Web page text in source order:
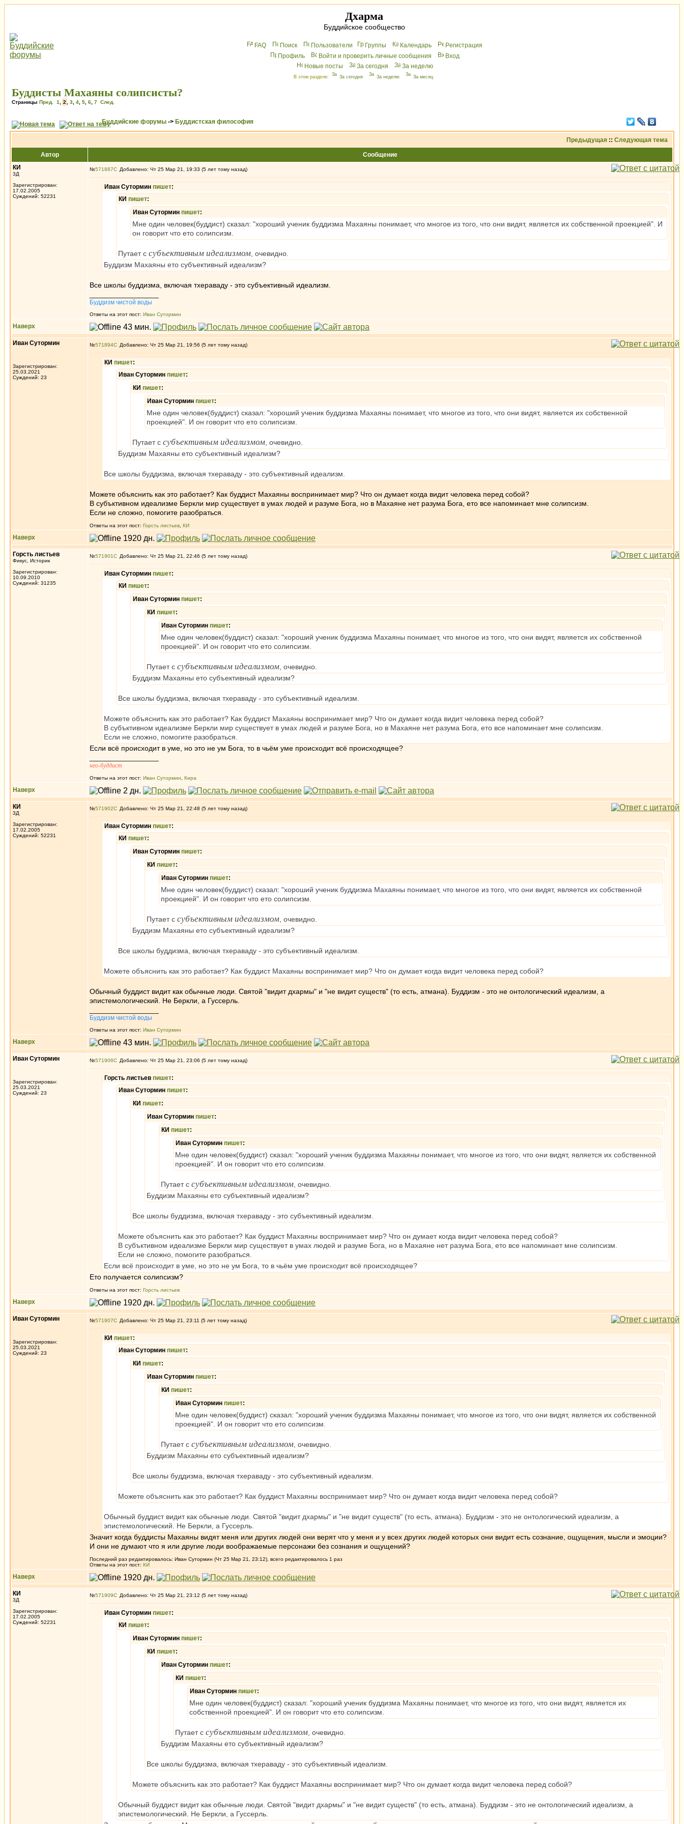
Дхарма
Буддийское сообщество
FAQ Поиск Пользователи Группы Календарь
Peгиcтрaция
Профиль
Войти и проверить личные сообщения
Вхoд
Новые посты
За сегодня За неделю
В этом разделе: За сегодня За неделю За месяц
Буддисты Махаяны солипсисты?
Страницы Пред. 1 2 3 4 5 6 7 След.
Буддийские форумы -> Буддистская философия
Предыдущая :: Следующая тема
Автор
Сообщение
КИ
3Д
Зарегистрирован:
17.02.2005
Суждений: 52231
№571887 Добавлено: Чт 25 Мар 21, 19:33 (5 лет тому назад)
Иван Сутормин пишет:
КИ пишет:
Иван Сутормин пишет:
Мне один человек(буддист) сказал: "хороший ученик буддизма Махаяны понимает, что многое из того, что они видят, является их собственной проекцией". И
он говорит что ето солипсизм.
Путает с субъективным идеализмом , очевидно.
Буддизм Махаяны ето субъективный идеализм?
Все школы буддизма, включая тхераваду - это субъективный идеализм.
Буддизм чистой воды
Ответы на этот пост: Иван Сутормин
Наверх
Иван Сутормин
Зарегистрирован:
25.03.2021
Суждений: 23
№571894 Добавлено: Чт 25 Мар 21, 19:56 (5 лет тому назад)
КИ пишет:
Иван Сутормин пишет:
КИ пишет:
Иван Сутормин пишет:
Мне один человек(буддист) сказал: "хороший ученик буддизма Махаяны понимает, что многое из того, что они видят, является их собственной
проекцией". И он говорит что ето солипсизм.
Путает с субъективным идеализмом , очевидно.
Буддизм Махаяны ето субъективный идеализм?
Все школы буддизма, включая тхераваду - это субъективный идеализм.
Можете объяснить как это работает? Как буддист Махаяны воспринимает мир? Что он думает когда видит человека перед собой?
В субъктивном идеализме Беркли мир существует в умах людей и разуме Бога, но в Махаяне нет разума Бога, ето все напоминает мне солипсизм.
Если не сложно, помогите разобраться.
Ответы на этот пост: Горсть листьев КИ
Наверх
Горсть листьев
Фикус, Историк
Зарегистрирован:
10.09.2010
Суждений: 31235
№571901 Добавлено: Чт 25 Мар 21, 22:46 (5 лет тому назад)
Иван Сутормин пишет:
КИ пишет:
Иван Сутормин пишет:
КИ пишет:
Иван Сутормин пишет:
Мне один человек(буддист) сказал: "хороший ученик буддизма Махаяны понимает, что многое из того, что они видят, является их собственной
проекцией". И он говорит что ето солипсизм.
Путает с субъективным идеализмом , очевидно.
Буддизм Махаяны ето субъективный идеализм?
Все школы буддизма, включая тхераваду - это субъективный идеализм.
Можете объяснить как это работает? Как буддист Махаяны воспринимает мир? Что он думает когда видит человека перед собой?
В субъктивном идеализме Беркли мир существует в умах людей и разуме Бога, но в Махаяне нет разума Бога, ето все напоминает мне солипсизм.
Если не сложно, помогите разобраться.
Если всё происходит в уме, но это не ум Бога, то в чьём уме происходит всё происходящее?
нео-буддист
Ответы на этот пост: Иван Сутормин Кира
Наверх
КИ
3Д
Зарегистрирован:
17.02.2005
Суждений: 52231
№571902 Добавлено: Чт 25 Мар 21, 22:48 (5 лет тому назад)
Иван Сутормин пишет:
КИ пишет:
Иван Сутормин пишет:
КИ пишет:
Иван Сутормин пишет:
Мне один человек(буддист) сказал: "хороший ученик буддизма Махаяны понимает, что многое из того, что они видят, является их собственной
проекцией". И он говорит что ето солипсизм.
Путает с субъективным идеализмом , очевидно.
Буддизм Махаяны ето субъективный идеализм?
Все школы буддизма, включая тхераваду - это субъективный идеализм.
Можете объяснить как это работает? Как буддист Махаяны воспринимает мир? Что он думает когда видит человека перед собой?
Обычный буддист видит как обычные люди. Святой "видит дхармы" и "не видит существ" (то есть, атмана). Буддизм - это не онтологический идеализм, а
эпистемологический. Не Беркли, а Гуссерль.
Буддизм чистой воды
Ответы на этот пост: Иван Сутормин
Наверх
Иван Сутормин
Зарегистрирован:
25.03.2021
Суждений: 23
№571906 Добавлено: Чт 25 Мар 21, 23:06 (5 лет тому назад)
Горсть листьев пишет:
Иван Сутормин пишет:
КИ пишет:
Иван Сутормин пишет:
КИ пишет:
Иван Сутормин пишет:
Мне один человек(буддист) сказал: "хороший ученик буддизма Махаяны понимает, что многое из того, что они видят, является их собственной
проекцией". И он говорит что ето солипсизм.
Путает с субъективным идеализмом , очевидно.
Буддизм Махаяны ето субъективный идеализм?
Все школы буддизма, включая тхераваду - это субъективный идеализм.
Можете объяснить как это работает? Как буддист Махаяны воспринимает мир? Что он думает когда видит человека перед собой?
В субъктивном идеализме Беркли мир существует в умах людей и разуме Бога, но в Махаяне нет разума Бога, ето все напоминает мне солипсизм.
Если не сложно, помогите разобраться.
Если всё происходит в уме, но это не ум Бога, то в чьём уме происходит всё происходящее?
Ето получается солипсизм?
Ответы на этот пост: Горсть листьев
Наверх
Иван Сутормин
Зарегистрирован:
25.03.2021
Суждений: 23
№571907 Добавлено: Чт 25 Мар 21, 23:11 (5 лет тому назад)
КИ пишет:
Иван Сутормин пишет:
КИ пишет:
Иван Сутормин пишет:
КИ пишет:
Иван Сутормин пишет:
Мне один человек(буддист) сказал: "хороший ученик буддизма Махаяны понимает, что многое из того, что они видят, является их собственной
проекцией". И он говорит что ето солипсизм.
Путает с субъективным идеализмом , очевидно.
Буддизм Махаяны ето субъективный идеализм?
Все школы буддизма, включая тхераваду - это субъективный идеализм.
Можете объяснить как это работает? Как буддист Махаяны воспринимает мир? Что он думает когда видит человека перед собой?
Обычный буддист видит как обычные люди. Святой "видит дхармы" и "не видит существ" (то есть, атмана). Буддизм - это не онтологический идеализм, а
эпистемологический. Не Беркли, а Гуссерль.
Значит когда буддисты Махаяны видят меня или других людей они верят что у меня и у всех других людей которых они видит есть сознание, ощущения, мысли и эмоции?
И они не думают что я или другие люди воображаемые персонажи без сознания и ощущений?
Последний раз редактировалось: Иван Сутормин (Чт 25 Мар 21, 23:12), всего редактировалось 1 раз
Ответы на этот пост: КИ
Наверх
КИ
3Д
Зарегистрирован:
17.02.2005
Суждений: 52231
№571909 Добавлено: Чт 25 Мар 21, 23:12 (5 лет тому назад)
Иван Сутормин пишет:
КИ пишет:
Иван Сутормин пишет:
КИ пишет:
Иван Сутормин пишет:
КИ пишет:
Иван Сутормин пишет:
Мне один человек(буддист) сказал: "хороший ученик буддизма Махаяны понимает, что многое из того, что они видят, является их
собственной проекцией". И он говорит что ето солипсизм.
Путает с субъективным идеализмом , очевидно.
Буддизм Махаяны ето субъективный идеализм?
Все школы буддизма, включая тхераваду - это субъективный идеализм.
Можете объяснить как это работает? Как буддист Махаяны воспринимает мир? Что он думает когда видит человека перед собой?
Обычный буддист видит как обычные люди. Святой "видит дхармы" и "не видит существ" (то есть, атмана). Буддизм - это не онтологический идеализм, а
эпистемологический. Не Беркли, а Гуссерль.